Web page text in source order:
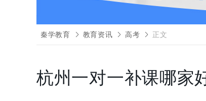
秦学教育 教育资讯 高考 正文
杭州一对一补课哪家